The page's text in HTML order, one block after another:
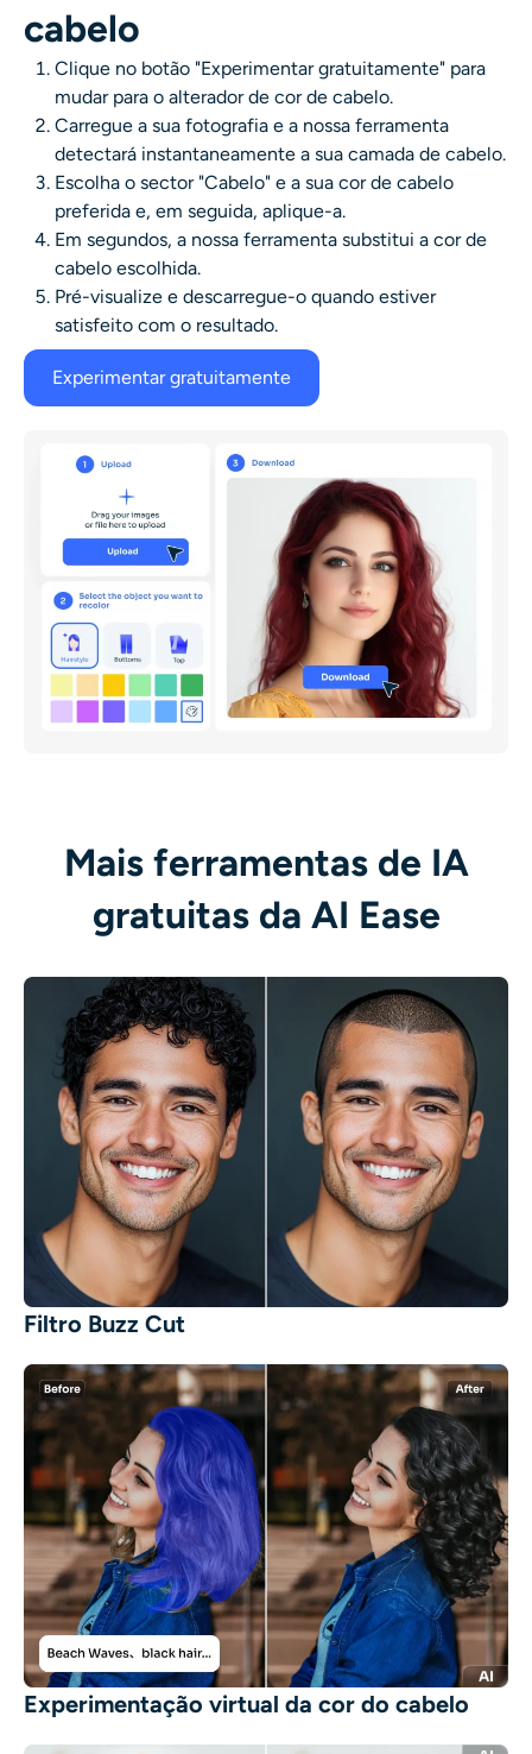
cabelo
Clique no botão "Experimentar gratuitamente" para
mudar para o alterador de cor de cabelo.
Carregue a sua fotografia e a nossa ferramenta
detectará instantaneamente a sua camada de cabelo.
Escolha o sector "Cabelo" e a sua cor de cabelo
preferida e, em seguida, aplique-a.
Em segundos, a nossa ferramenta substitui a cor de
cabelo escolhida.
Pré-visualize e descarregue-o quando estiver
satisfeito com o resultado.
Experimentar gratuitamente
Mais ferramentas de IA
gratuitas da AI Ease
Filtro Buzz Cut
Experimentação virtual da cor do cabelo